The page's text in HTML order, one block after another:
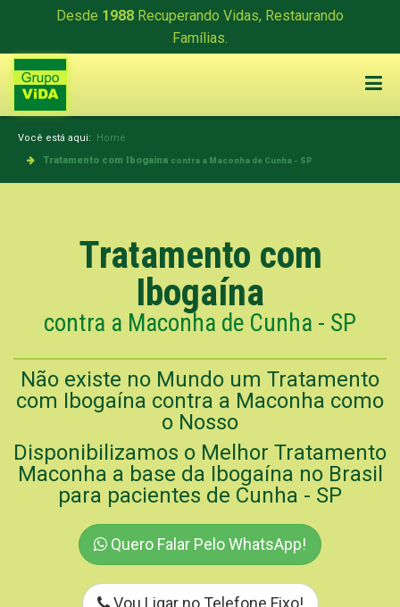
Desde 1988 Recuperando Vidas, Restaurando
Famílias.
Você está aqui: Home
Tratamento com Ibogaína contra a Maconha de Cunha - SP
Tratamento com
Ibogaína
contra a Maconha de Cunha - SP
Não existe no Mundo um Tratamento
com Ibogaína contra a Maconha como
o Nosso
Disponibilizamos o Melhor Tratamento
Maconha a base da Ibogaína no Brasil
para pacientes de Cunha - SP
Quero Falar Pelo WhatsApp!
Vou Ligar no Telefone Fixo!